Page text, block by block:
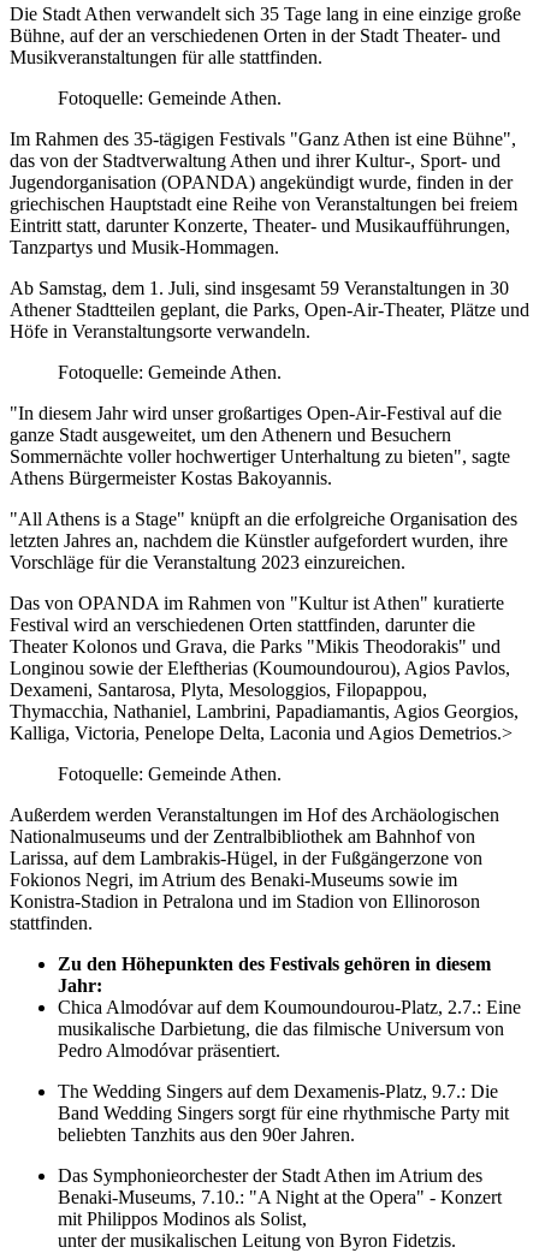
Die Stadt Athen verwandelt sich 35 Tage lang in eine einzige große
Bühne, auf der an verschiedenen Orten in der Stadt Theater- und
Musikveranstaltungen für alle stattfinden.
Fotoquelle: Gemeinde Athen.
Im Rahmen des 35-tägigen Festivals "Ganz Athen ist eine Bühne",
das von der Stadtverwaltung Athen und ihrer Kultur-, Sport- und
Jugendorganisation (OPANDA) angekündigt wurde, finden in der
griechischen Hauptstadt eine Reihe von Veranstaltungen bei freiem
Eintritt statt, darunter Konzerte, Theater- und Musikaufführungen,
Tanzpartys und Musik-Hommagen.
Ab Samstag, dem 1. Juli, sind insgesamt 59 Veranstaltungen in 30
Athener Stadtteilen geplant, die Parks, Open-Air-Theater, Plätze und
Höfe in Veranstaltungsorte verwandeln.
Fotoquelle: Gemeinde Athen.
"In diesem Jahr wird unser großartiges Open-Air-Festival auf die
ganze Stadt ausgeweitet, um den Athenern und Besuchern
Sommernächte voller hochwertiger Unterhaltung zu bieten", sagte
Athens Bürgermeister Kostas Bakoyannis.
"All Athens is a Stage" knüpft an die erfolgreiche Organisation des
letzten Jahres an, nachdem die Künstler aufgefordert wurden, ihre
Vorschläge für die Veranstaltung 2023 einzureichen.
Das von OPANDA im Rahmen von "Kultur ist Athen" kuratierte
Festival wird an verschiedenen Orten stattfinden, darunter die
Theater Kolonos und Grava, die Parks "Mikis Theodorakis" und
Longinou sowie der Eleftherias (Koumoundourou), Agios Pavlos,
Dexameni, Santarosa, Plyta, Mesologgios, Filopappou,
Thymacchia, Nathaniel, Lambrini, Papadiamantis, Agios Georgios,
Kalliga, Victoria, Penelope Delta, Laconia und Agios Demetrios.>
Fotoquelle: Gemeinde Athen.
Außerdem werden Veranstaltungen im Hof des Archäologischen
Nationalmuseums und der Zentralbibliothek am Bahnhof von
Larissa, auf dem Lambrakis-Hügel, in der Fußgängerzone von
Fokionos Negri, im Atrium des Benaki-Museums sowie im
Konistra-Stadion in Petralona und im Stadion von Ellinoroson
stattfinden.
Zu den Höhepunkten des Festivals gehören in diesem
Jahr:
Chica Almodóvar auf dem Koumoundourou-Platz, 2.7.: Eine
musikalische Darbietung, die das filmische Universum von
Pedro Almodóvar präsentiert.
The Wedding Singers auf dem Dexamenis-Platz, 9.7.: Die
Band Wedding Singers sorgt für eine rhythmische Party mit
beliebten Tanzhits aus den 90er Jahren.
Das Symphonieorchester der Stadt Athen im Atrium des
Benaki-Museums, 7.10.: "A Night at the Opera" - Konzert
mit Philippos Modinos als Solist,
unter der musikalischen Leitung von Byron Fidetzis.